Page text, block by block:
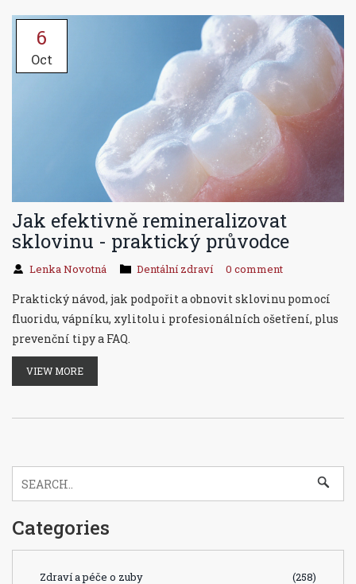
6
Oct
Jak efektivně remineralizovat
sklovinu - praktický průvodce
Lenka Novotná Dentální zdraví 0 comment
Praktický návod, jak podpořit a obnovit sklovinu pomocí
fluoridu, vápníku, xylitolu i profesionálních ošetření, plus
prevenční tipy a FAQ.
VIEW MORE
Categories
Zdraví a péče o zuby (258)